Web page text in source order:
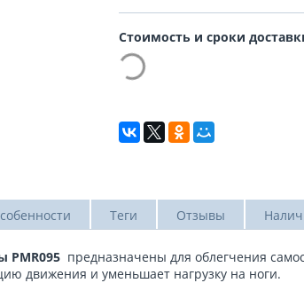
Стоимость и сроки
Теги Отзывы
PMR095 предназначены для облегчения
движения и уменьшает нагрузку на ноги.